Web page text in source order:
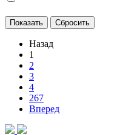
Назад
1
2
3
4
267
Вперед